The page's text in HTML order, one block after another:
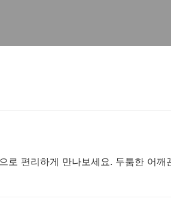
로 편리하게 만나보세요. 두툼한 어깨